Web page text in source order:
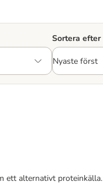
Sortera efter
ett alternativt proteinkälla.